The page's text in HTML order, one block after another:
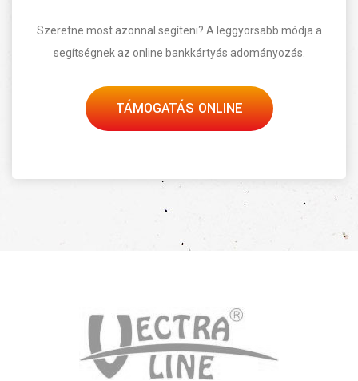
Szeretne most azonnal segíteni? A leggyorsabb módja a
segítségnek az online bankkártyás adományozás.
TÁMOGATÁS ONLINE